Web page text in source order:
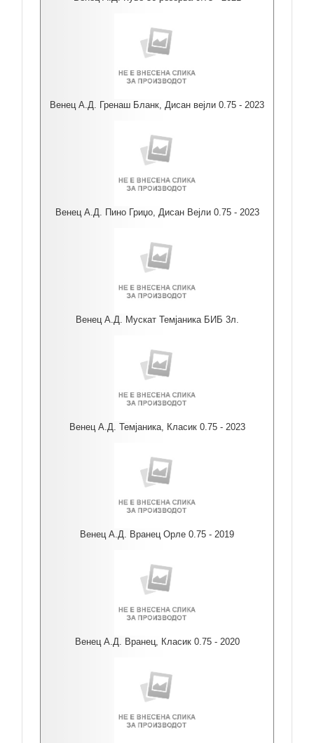
Венец А.Д. Гренаш Бланк, Дисан вејли 0.75 - 2023
Венец А.Д. Пино Гриџо, Дисан Вејли 0.75 - 2023
Венец А.Д. Мускат Темјаника БИБ 3л.
Венец А.Д. Темјаника, Класик 0.75 - 2023
Венец А.Д. Вранец Орле 0.75 - 2019
Венец А.Д. Вранец, Класик 0.75 - 2020